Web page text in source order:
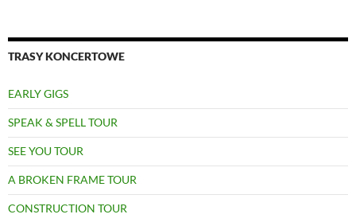
TRASY KONCERTOWE
EARLY GIGS
SPEAK & SPELL TOUR
SEE YOU TOUR
A BROKEN FRAME TOUR
CONSTRUCTION TOUR